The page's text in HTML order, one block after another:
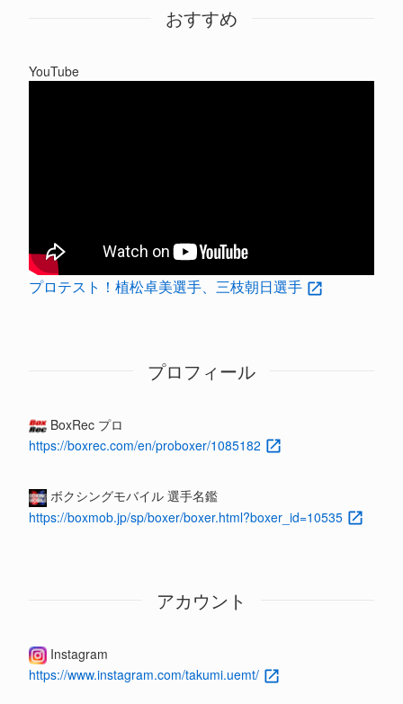
おすすめ
YouTube
プロテスト！植松卓美選手、三枝朝日選手
プロフィール
BoxRec プロ
https://boxrec.com/en/proboxer/1085182
ボクシングモバイル 選手名鑑
https://boxmob.jp/sp/boxer/boxer.html?boxer_id=10535
アカウント
Instagram
https://www.instagram.com/takumi.uemt/